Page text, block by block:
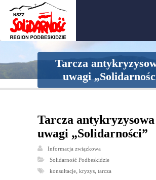
Tarcza
uwagi
Tarcza antykryzysowa
uwagi „Solidarności”
Informacja związkowa
Solidarność Podbeskidzie
konsultacje, kryzys, tarcza